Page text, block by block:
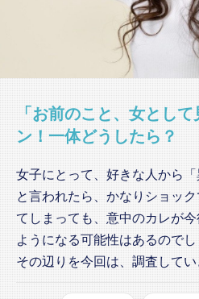
「お前のこと、女とし
ン！一体どうしたら？
女子にとって、好きな人から「
と言われたら、かなりショッ
てしまっても、意中のカレが
ようになる可能性はあるのでし
その辺りを今回は、調査してい